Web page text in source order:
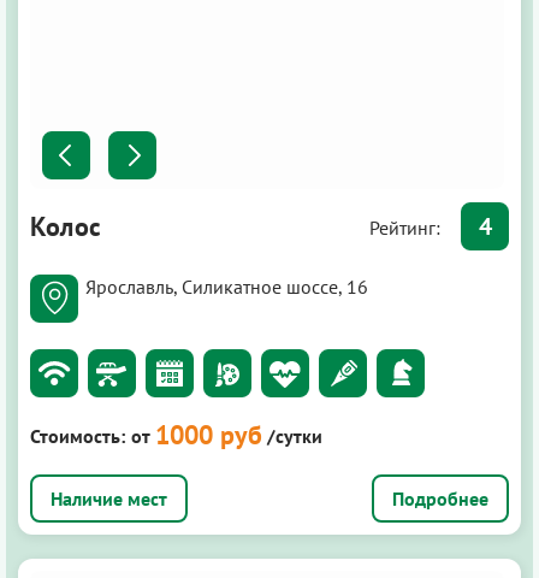
Колос Рейтинг: 4
Ярославль, Силикатное шоссе, 16
Стоимость: от 1000 руб /сутки
Подробнее